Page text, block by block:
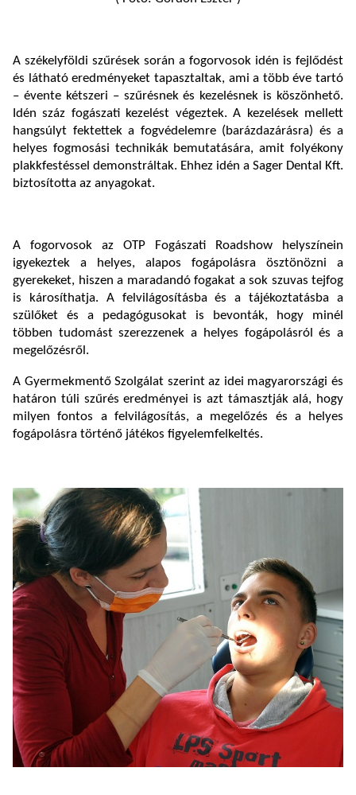
A székelyföldi szűrések során a fogorvosok idén is fejlődést
és látható eredményeket tapasztaltak, ami a több éve tartó
– évente kétszeri – szűrésnek és kezelésnek is köszönhető.
Idén száz fogászati kezelést végeztek. A kezelések mellett
hangsúlyt fektettek a fogvédelemre (barázdazárásra) és a
helyes fogmosási technikák bemutatására, amit folyékony
plakkfestéssel demonstráltak. Ehhez idén a Sager Dental Kft.
biztosította az anyagokat.
A fogorvosok az OTP Fogászati Roadshow helyszínein
igyekeztek a helyes, alapos fogápolásra ösztönözni a
gyerekeket, hiszen a maradandó fogakat a sok szuvas tejfog
is károsíthatja. A felvilágosításba és a tájékoztatásba a
szülőket és a pedagógusokat is bevonták, hogy minél
többen tudomást szerezzenek a helyes fogápolásról és a
megelőzésről.
A Gyermekmentő Szolgálat szerint az idei magyarországi és
határon túli szűrés eredményei is azt támasztják alá, hogy
milyen fontos a felvilágosítás, a megelőzés és a helyes
fogápolásra történő játékos figyelemfelkeltés.